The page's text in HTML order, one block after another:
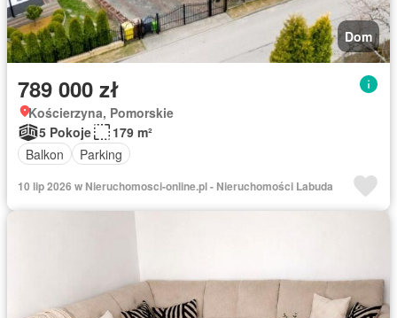
Dom
789 000 zł
Kościerzyna, Pomorskie
5 Pokoje
179 m²
Balkon
Parking
10 lip 2026 w Nieruchomosci-online.pl - Nieruchomości Labuda